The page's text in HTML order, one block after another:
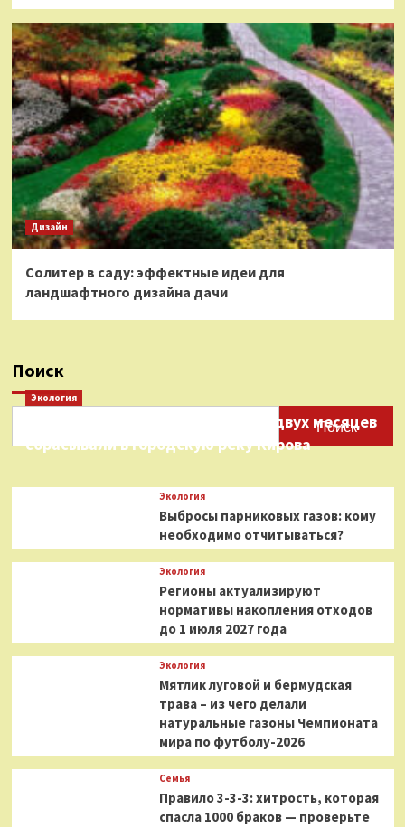
Дизайн
Солитер в саду: эффектные идеи для
ландшафтного дизайна дачи
Поиск
Поиск
Экология
Нефтепродукты на протяжении двух месяцев
сбрасывали в городскую реку Кирова
Экология
Выбросы парниковых газов: кому
необходимо отчитываться?
Экология
Регионы актуализируют
нормативы накопления отходов
до 1 июля 2027 года
Экология
Мятлик луговой и бермудская
трава – из чего делали
натуральные газоны Чемпионата
мира по футболу-2026
Семья
Правило 3-3-3: хитрость, которая
спасла 1000 браков — проверьте